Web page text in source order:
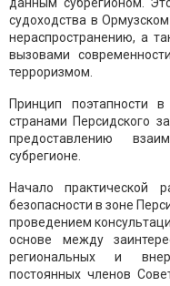
судоходства в
нераспространению, а
вызовами
терроризмом.
Принцип поэтапности
странами Персидского
предоставлению
субрегионе.
Начало практической
безопасности в зоне
проведением
основе между
региональных и
постоянных членов